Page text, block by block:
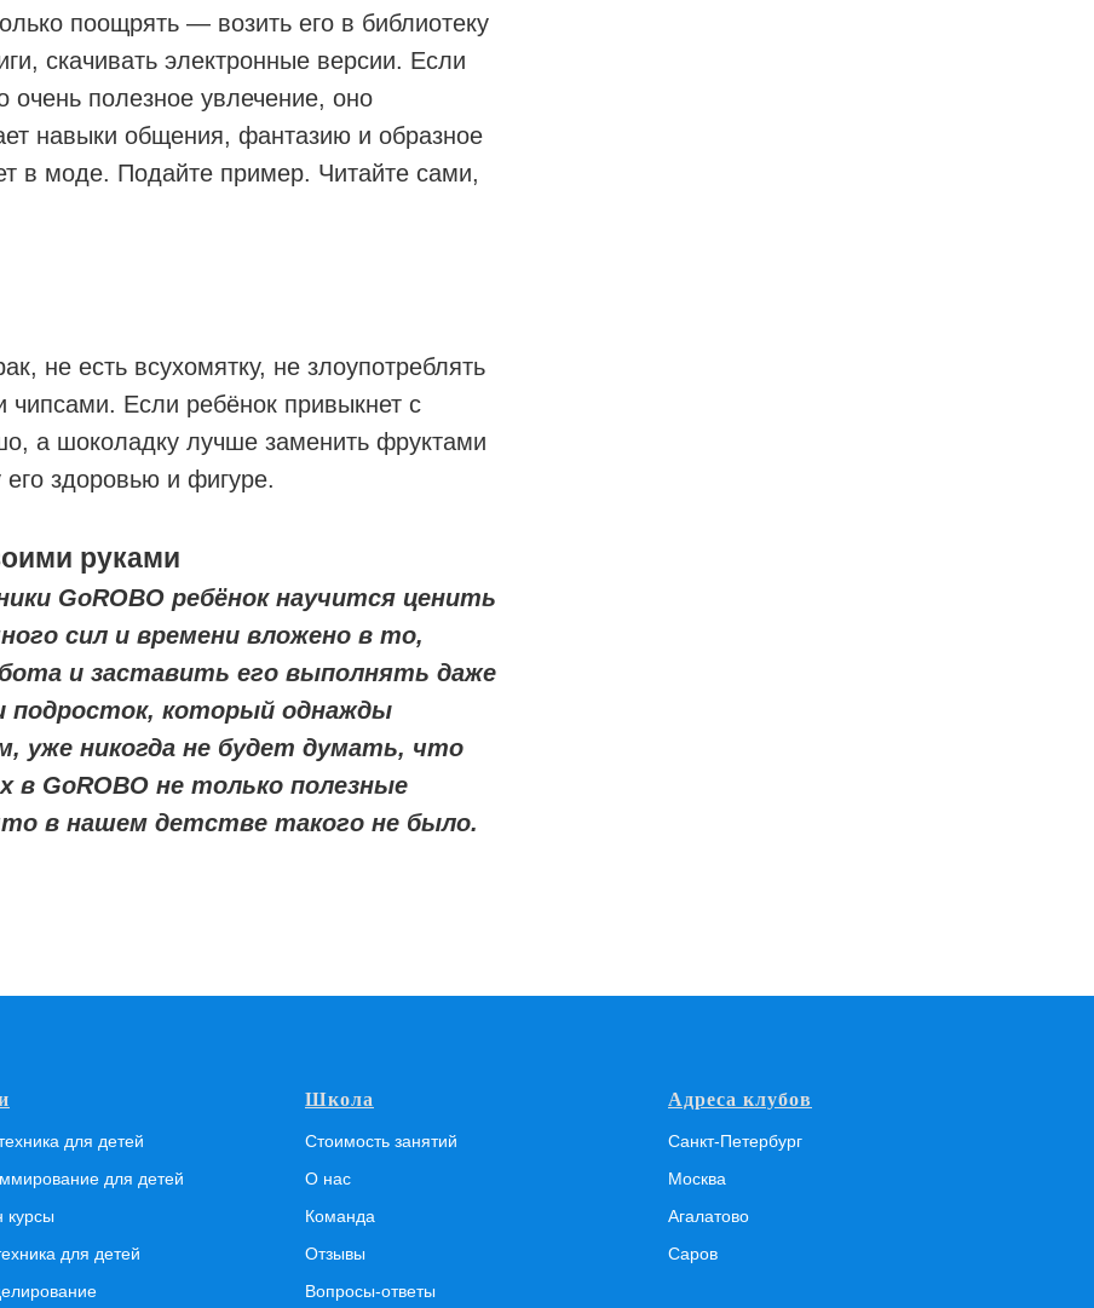
поощрять — возить его в библиотеку
скачивать электронные версии. Если
очень полезное увлечение, оно
навыки общения, фантазию и образное
в моде. Подайте пример. Читайте сами,
не есть всухомятку, не злоупотреблять
Если ребёнок привыкнет с
а шоколадку лучше заменить фруктами
здоровью и фигуре.
руками
GoROBO ребёнок научится ценить
сил и времени вложено в то,
и заставить его выполнять даже
подросток, который однажды
уже никогда не будет думать, что
в GoROBO не только полезные
в нашем детстве такого не было.
для детей
для детей
курсы
для детей
Школа
Стоимость занятий
О нас
Команда
Отзывы
Вопросы-ответы
Адреса клубов
Санкт-Петербург
Москва
Агалатово
Саров